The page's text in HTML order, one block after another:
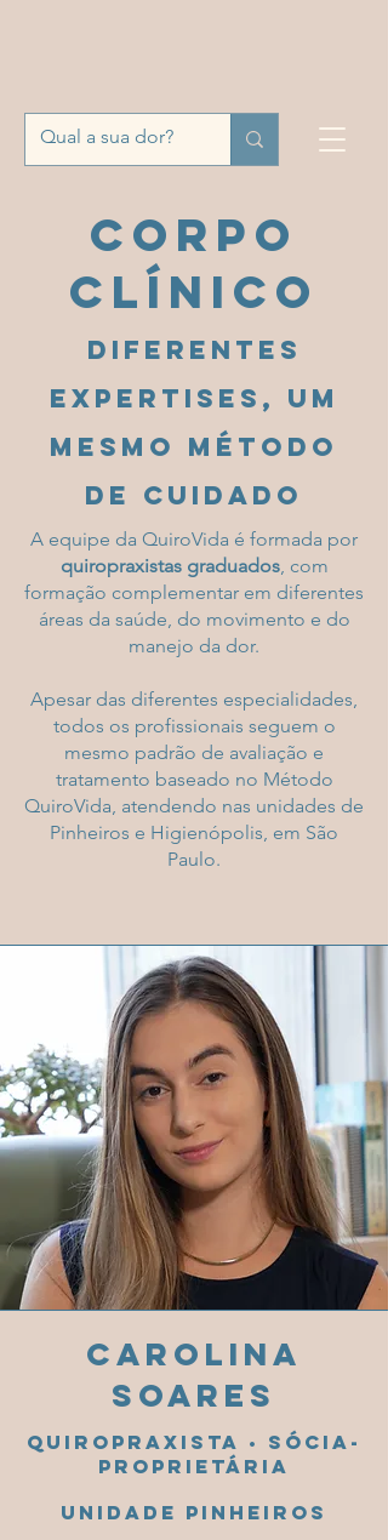
corpo
clínico
Diferentes
expertises, um
mesmo método
de cuidado
A equipe da QuiroVida é formada por
quiropraxistas graduados, com
formação complementar em diferentes
áreas da saúde, do movimento e do
manejo da dor.
Apesar das diferentes especialidades,
todos os profissionais seguem o
mesmo padrão de avaliação e
tratamento baseado no Método
QuiroVida, atendendo nas unidades de
Pinheiros e Higienópolis, em São
Paulo.
Carolina
Soares
Quiropraxista • Sócia-
proprietária
Unidade Pinheiros